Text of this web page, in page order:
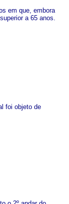
em que, embora
a 65 anos.
foi objeto de